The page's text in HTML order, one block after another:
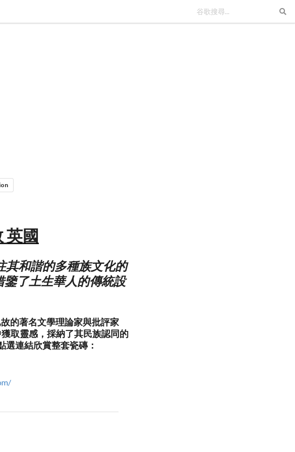
英國
其和諧的多種族文化的
了土生華人的傳統設
的著名文學理論家與批評家
取靈感，採納了其民族認同的
連結欣賞整套瓷磚：